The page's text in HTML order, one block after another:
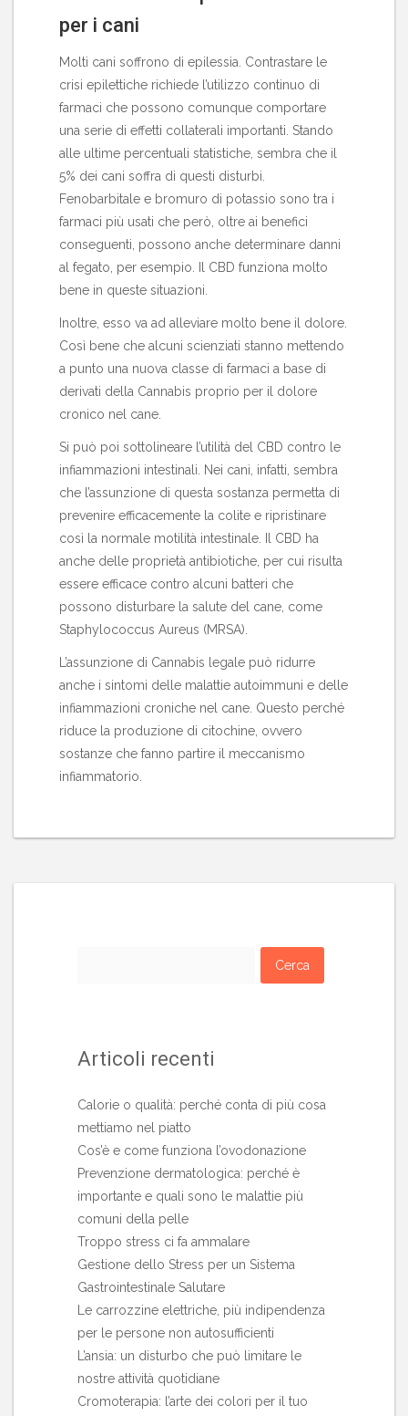
per i cani
Molti cani soffrono di epilessia. Contrastare le
crisi epilettiche richiede l’utilizzo continuo di
farmaci che possono comunque comportare
una serie di effetti collaterali importanti. Stando
alle ultime percentuali statistiche, sembra che il
5% dei cani soffra di questi disturbi.
Fenobarbitale e bromuro di potassio sono tra i
farmaci più usati che però, oltre ai benefici
conseguenti, possono anche determinare danni
al fegato, per esempio. Il CBD funziona molto
bene in queste situazioni.
Inoltre, esso va ad alleviare molto bene il dolore.
Così bene che alcuni scienziati stanno mettendo
a punto una nuova classe di farmaci a base di
derivati della Cannabis proprio per il dolore
cronico nel cane.
Si può poi sottolineare l’utilità del CBD contro le
infiammazioni intestinali. Nei cani, infatti, sembra
che l’assunzione di questa sostanza permetta di
prevenire efficacemente la colite e ripristinare
così la normale motilità intestinale. Il CBD ha
anche delle proprietà antibiotiche, per cui risulta
essere efficace contro alcuni batteri che
possono disturbare la salute del cane, come
Staphylococcus Aureus (MRSA).
L’assunzione di Cannabis legale può ridurre
anche i sintomi delle malattie autoimmuni e delle
infiammazioni croniche nel cane. Questo perché
riduce la produzione di citochine, ovvero
sostanze che fanno partire il meccanismo
infiammatorio.
Articoli recenti
Calorie o qualità: perché conta di più cosa
mettiamo nel piatto
Cos’è e come funziona l’ovodonazione
Prevenzione dermatologica: perché è
importante e quali sono le malattie più
comuni della pelle
Troppo stress ci fa ammalare
Gestione dello Stress per un Sistema
Gastrointestinale Salutare
Le carrozzine elettriche, più indipendenza
per le persone non autosufficienti
L’ansia: un disturbo che può limitare le
nostre attività quotidiane
Cromoterapia: l’arte dei colori per il tuo